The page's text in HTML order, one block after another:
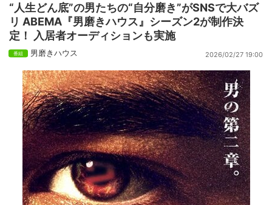
“人生どん底”の男たちの“自分磨き”がSNSで大バズ
リ ABEMA『男磨きハウス』シーズン2が制作決
定！ 入居者オーディションも実施
男磨きハウス 2026/02/27 19:00